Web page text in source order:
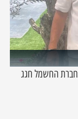
החשמל חגג